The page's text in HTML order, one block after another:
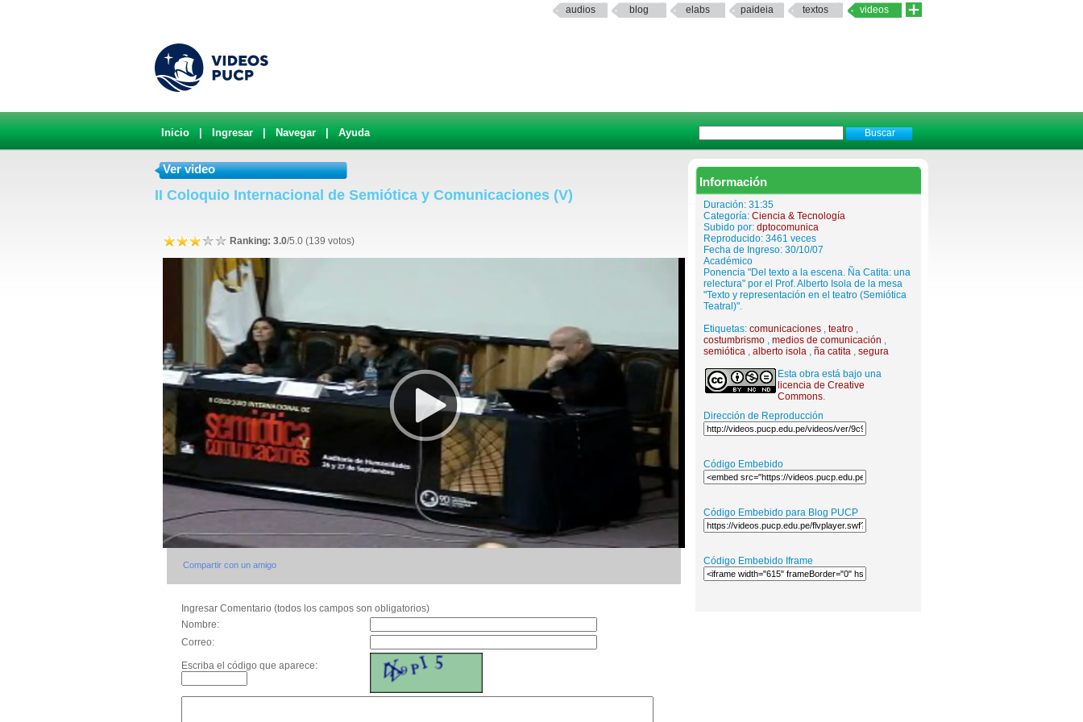
audios blog elabs paideia textos videos
Inicio Ingresar Navegar Ayuda
Información
Duración: 31:35
Categoría: Ciencia & Tecnología
Subido por: dptocomunica
Reproducido: 3461 veces
Fecha de Ingreso: 30/10/07
Académico
Ponencia "Del texto a la escena. Ña Catita: una
relectura" por el Prof. Alberto Isola de la mesa
"Texto y representación en el teatro (Semiótica
Teatral)".
Etiquetas: comunicaciones , teatro ,
costumbrismo , medios de comunicación ,
semiótica , alberto isola , ña catita , segura
Esta obra está bajo una
licencia de Creative
Commons.
Dirección de Reproducción
Código Embebido
Código Embebido para Blog PUCP
Código Embebido Iframe
Ver video
II Coloquio Internacional de Semiótica y Comunicaciones (V)
Ranking: 3.0/5.0 (139 votos)
Compartir con un amigo
Ingresar Comentario (todos los campos son obligatorios)
Nombre:
Correo:
Escriba el código que aparece: